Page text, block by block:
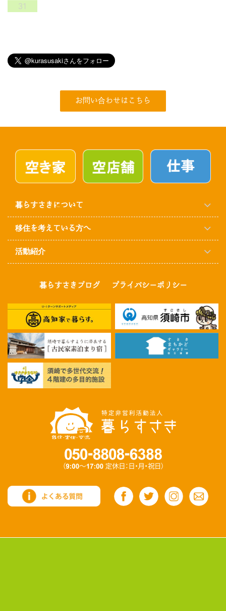
31
お問い合わせはこちら
暮らすさきについて
移住を考えている方へ
活動紹介
暮らすさきブログ プライバシーポリシー